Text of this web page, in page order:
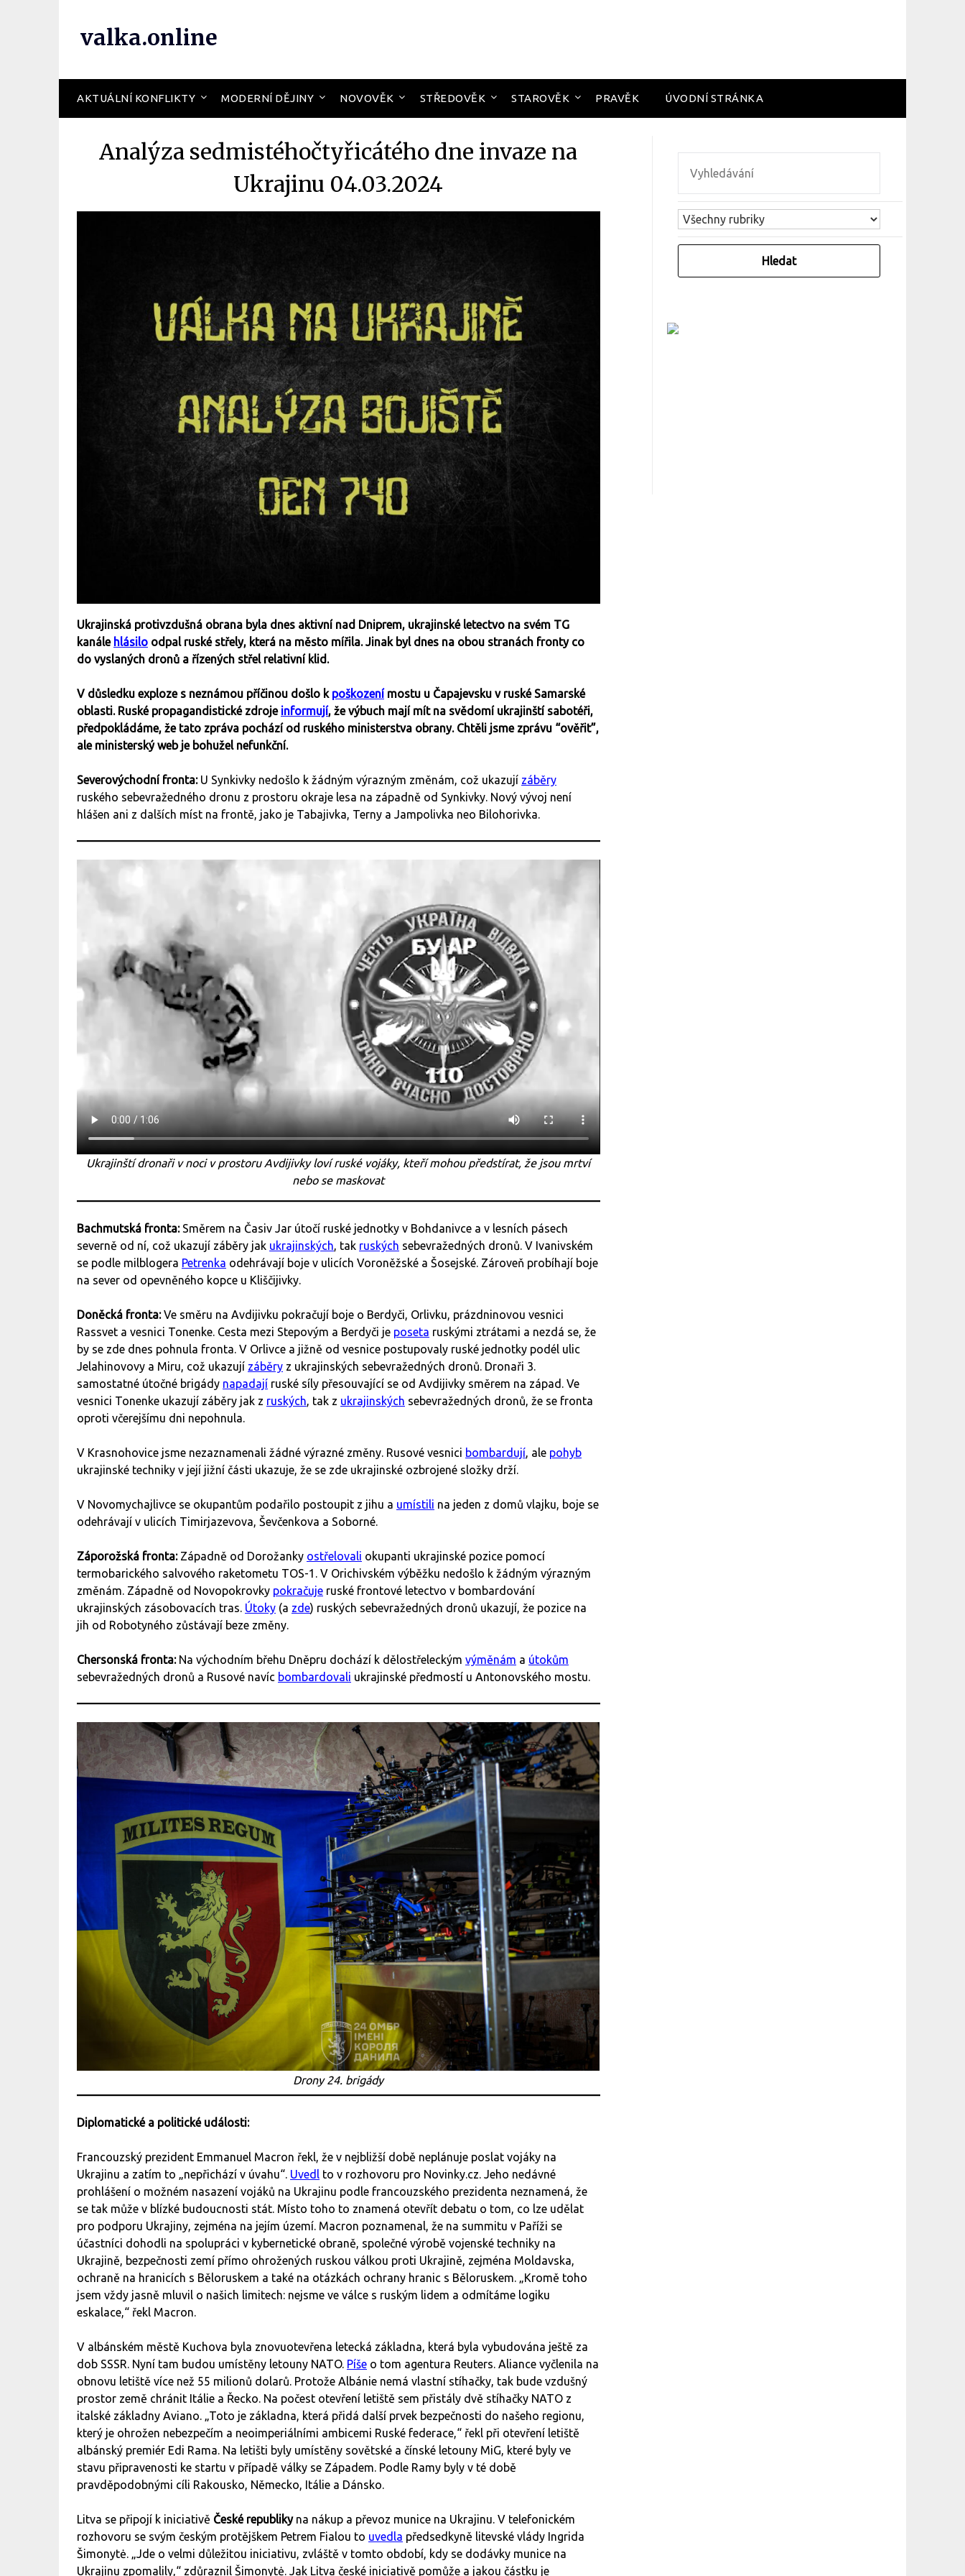
valka.online
AKTUÁLNÍ KONFLIKTY MODERNÍ DĚJINY NOVOVĚK STŘEDOVĚK STAROVĚK PRAVĚK ÚVODNÍ STRÁNKA
Analýza sedmistéhočtyřicátého dne invaze na
Ukrajinu 04.03.2024
Ukrajinská protivzdušná obrana byla dnes aktivní nad Dniprem, ukrajinské letectvo na svém TG
kanále hlásilo odpal ruské střely, která na město mířila. Jinak byl dnes na obou stranách fronty co
do vyslaných dronů a řízených střel relativní klid.
V důsledku exploze s neznámou příčinou došlo k poškozenímostu u Čapajevsku v ruské Samarské
oblasti. Ruské propagandistické zdroje informují, že výbuch mají mít na svědomí ukrajinští sabotéři,
předpokládáme, že tato zpráva pochází od ruského ministerstva obrany. Chtěli jsme zprávu “ověřit”,
ale ministerský web je bohužel nefunkční.
Severovýchodní fronta: U Synkivky nedošlo k žádným výrazným změnám, což ukazují záběry
ruského sebevražedného dronu z prostoru okraje lesa na západně od Synkivky. Nový vývoj není
hlášen ani z dalších míst na frontě, jako je Tabajivka, Terny a Jampolivka neo Bilohorivka.
Ukrajinští dronaři v noci v prostoru Avdijivky loví ruské vojáky, kteří mohou předstírat, že jsou mrtví
nebo se maskovat
Bachmutská fronta: Směrem na Časiv Jar útočí ruské jednotky v Bohdanivce a v lesních pásech
severně od ní, což ukazují záběry jak ukrajinských, tak ruských sebevražedných dronů. V Ivanivském
se podle milblogera Petrenka odehrávají boje v ulicích Voroněžské a Šosejské. Zároveň probíhají boje
na sever od opevněného kopce u Kliščijivky.
Doněcká fronta:Ve směru na Avdijivku pokračují boje o Berdyči, Orlivku, prázdninovou vesnici
Rassvet a vesnici Tonenke. Cesta mezi Stepovým a Berdyči je poseta ruskými ztrátami a nezdá se, že
by se zde dnes pohnula fronta. V Orlivce a jižně od vesnice postupovaly ruské jednotky podél ulic
Jelahinovovy a Miru, což ukazují záběry z ukrajinských sebevražedných dronů. Dronaři 3.
samostatné útočné brigády napadají ruské síly přesouvající se od Avdijivky směrem na západ. Ve
vesnici Tonenke ukazují záběry jak z ruských, tak z ukrajinských sebevražedných dronů, že se fronta
oproti včerejšímu dni nepohnula.
V Krasnohovice jsme nezaznamenali žádné výrazné změny. Rusové vesnici bombardují, ale pohyb
ukrajinské techniky v její jižní části ukazuje, že se zde ukrajinské ozbrojené složky drží.
V Novomychajlivce se okupantům podařilo postoupit z jihu a umístili na jeden z domů vlajku, boje se
odehrávají v ulicích Timirjazevova, Ševčenkova a Soborné.
Záporožská fronta: Západně od Dorožanky ostřelovali okupanti ukrajinské pozice pomocí
termobarického salvového raketometu TOS-1. V Orichivském výběžku nedošlo k žádným výrazným
změnám. Západně od Novopokrovky pokračuje ruské frontové letectvo v bombardování
ukrajinských zásobovacích tras. Útoky (a zde) ruských sebevražedných dronů ukazují, že pozice na
jih od Robotyného zůstávají beze změny.
Chersonská fronta:Na východním břehu Dněpru dochází k dělostřeleckým výměnám a útokům
sebevražedných dronů a Rusové navíc bombardovali ukrajinské předmostí u Antonovského mostu.
Drony 24. brigády
Diplomatické a politické události:
Francouzský prezident Emmanuel Macron řekl, že v nejbližší době neplánuje poslat vojáky na
Ukrajinu a zatím to „nepřichází v úvahu“. Uvedl to v rozhovoru pro Novinky.cz. Jeho nedávné
prohlášení o možném nasazení vojáků na Ukrajinu podle francouzského prezidenta neznamená, že
se tak může v blízké budoucnosti stát. Místo toho to znamená otevřít debatu o tom, co lze udělat
pro podporu Ukrajiny, zejména na jejím území. Macron poznamenal, že na summitu v Paříži se
účastníci dohodli na spolupráci v kybernetické obraně, společné výrobě vojenské techniky na
Ukrajině, bezpečnosti zemí přímo ohrožených ruskou válkou proti Ukrajině, zejména Moldavska,
ochraně na hranicích s Běloruskem a také na otázkách ochrany hranic s Běloruskem. „Kromě toho
jsem vždy jasně mluvil o našich limitech: nejsme ve válce s ruským lidem a odmítáme logiku
eskalace,“ řekl Macron.
V albánském městě Kuchova byla znovuotevřena letecká základna, která byla vybudována ještě za
dob SSSR. Nyní tam budou umístěny letouny NATO. Píše o tom agentura Reuters. Aliance vyčlenila na
obnovu letiště více než 55 milionů dolarů. Protože Albánie nemá vlastní stíhačky, tak bude vzdušný
prostor země chránit Itálie a Řecko. Na počest otevření letiště sem přistály dvě stíhačky NATO z
italské základny Aviano. „Toto je základna, která přidá další prvek bezpečnosti do našeho regionu,
který je ohrožen nebezpečím a neoimperiálními ambicemi Ruské federace,“ řekl při otevření letiště
albánský premiér Edi Rama. Na letišti byly umístěny sovětské a čínské letouny MiG, které byly ve
stavu připravenosti ke startu v případě války se Západem. Podle Ramy byly v té době
pravděpodobnými cíli Rakousko, Německo, Itálie a Dánsko.
Litva se připojí k iniciativě České republikyna nákup a převoz munice na Ukrajinu. V telefonickém
rozhovoru se svým českým protějškem Petrem Fialou to uvedla předsedkyně litevské vlády Ingrida
Šimonytė. „Jde o velmi důležitou iniciativu, zvláště v tomto období, kdy se dodávky munice na
Ukrajinu zpomalily,“ zdůraznil Šimonytė. Jak Litva české iniciativě pomůže a jakou částku je